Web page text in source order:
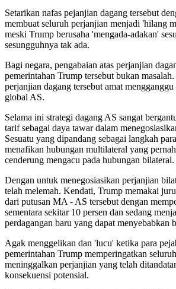
Setarikan nafas pejanjian dagang tersebut
membuat seluruh perjanjian menjadi 'hilang
meski Trump berusaha 'mengada-adakan'
sesungguhnya tak ada.
Bagi negara, pengabaian atas perjanjian
pemerintahan Trump tersebut bukan
perjanjian dagang tersebut amat
global AS.
Selama ini strategi dagang AS sangat
tarif sebagai daya tawar dalam
Sesuatu yang dipandang sebagai langkah
menafikan hubungan multilateral yang
cenderung mengacu pada hubungan bilateral.
Dengan untuk menegosiasikan perjanjian
telah melemah. Kendati, Trump memakai
dari putusan MA - AS tersebut dengan
sementara sekitar 10 persen dan sedang
perdagangan baru yang dapat menyebabkan
Agak menggelikan dan 'lucu' ketika para
pemerintahan Trump memperingatkan
meninggalkan perjanjian yang telah
konsekuensi potensial.